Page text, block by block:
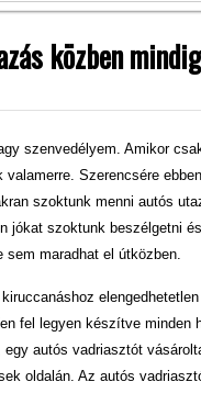
közben
szenvedélyem. Amikor
valamerre. Szerencsére
szoktunk menni autós
jókat szoktunk beszélgetni
sem maradhat el útközben.
fel legyen készítve minden
egy autós vadriasztót
oldalán. Az autós